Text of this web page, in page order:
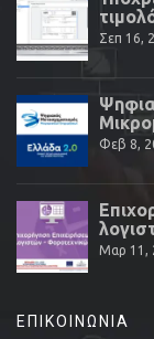
Σεπ 16,
Φεβ 8,
Μαρ 11,
ΕΠΙΚΟΙΝΩΝΊΑ